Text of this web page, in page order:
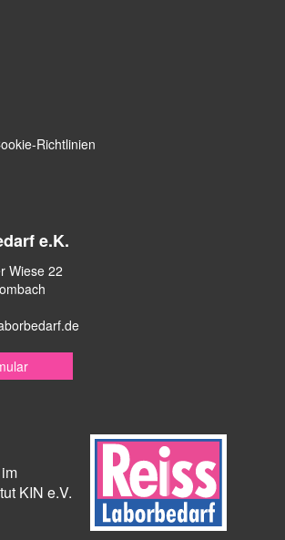
Richtlinien
e.K.
Wiese 22
KIN e.V.